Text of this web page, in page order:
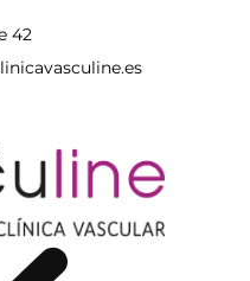
42